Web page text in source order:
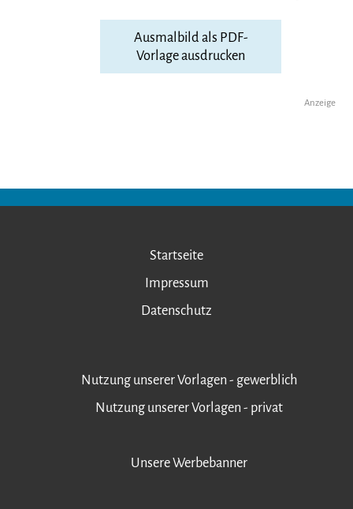
Ausmalbild als PDF-
Vorlage ausdrucken
Anzeige
Startseite
Impressum
Datenschutz
Nutzung unserer Vorlagen - gewerblich
Nutzung unserer Vorlagen - privat
Unsere Werbebanner